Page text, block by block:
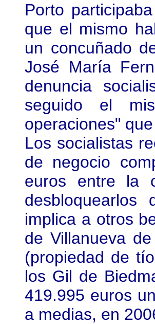
Porto
que el mismo
un concuñado
José María
denuncia
seguido el
operaciones"
Los socialistas
de negocio
euros entre la
implica a otros
de Villanueva
(propiedad de
los Gil de
419.995 euros
a medias, en